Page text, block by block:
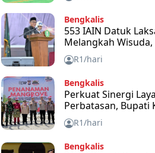
Bengkalis
553 IAIN Datuk
Melangkah Wisuda,
Takut Hadapi
R1/hari
Bengkalis
Perkuat Sinergi
Perbatasan, Bupati
Ekspedisi Merah
R1/hari
Bengkalis